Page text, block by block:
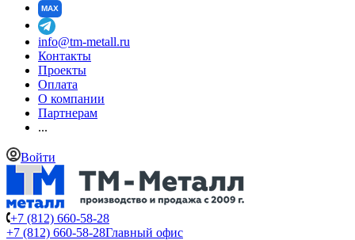
MAX
info@tm-metall.ru
Контакты
Проекты
Оплата
О компании
Партнерам
...
Войти
+7 (812) 660-58-28
+7 (812) 660-58-28Главный офис